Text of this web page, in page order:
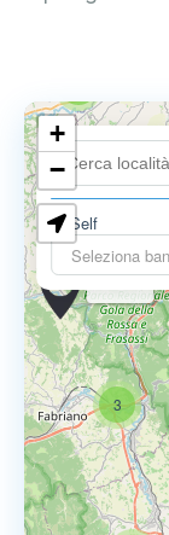
Self
Seleziona
3
+
−